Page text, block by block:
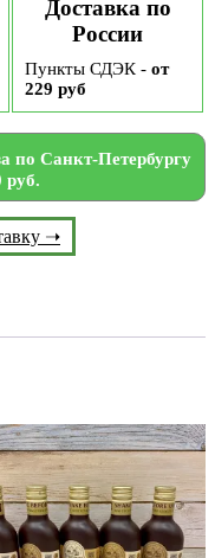
Доставка по
России
Пункты СДЭК - от
229 руб
по Санкт-Петербургу
руб.
➝